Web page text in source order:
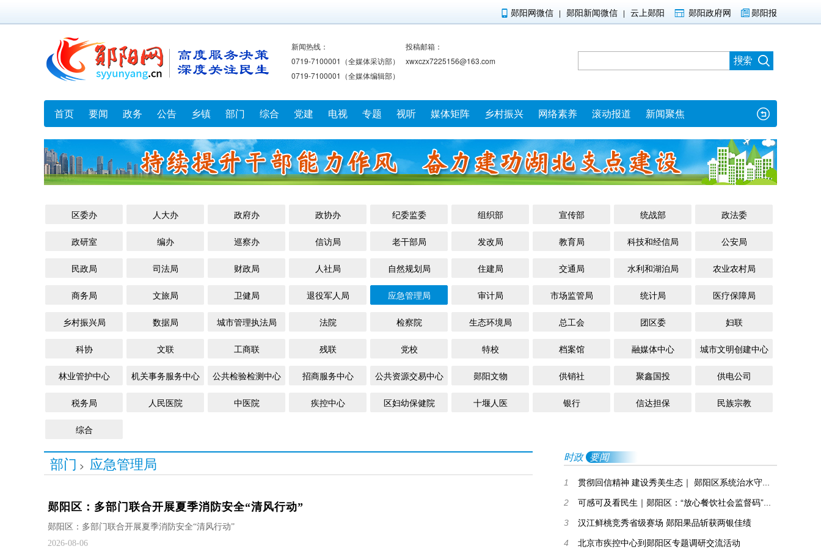
郧阳网微信 | 郧阳新闻微信 | 云上郧阳 郧阳政府网 郧阳报
新闻热线：
0719-7100001（全媒体采访部）
0719-7100001（全媒体编辑部）
投稿邮箱：
xwxczx7225156@163.com
首页 要闻 政务 公告 乡镇 部门 综合 党建 电视 专题 视听 媒体矩阵 乡村振兴 网络素养 滚动报道 新闻聚焦
区委办 人大办 政府办 政协办 纪委监委 组织部 宣传部 统战部 政法委
政研室 编办 巡察办 信访局 老干部局 发改局 教育局 科技和经信局 公安局
民政局 司法局 财政局 人社局 自然规划局 住建局 交通局 水利和湖泊局 农业农村局
商务局 文旅局 卫健局 退役军人局 应急管理局 审计局 市场监管局 统计局 医疗保障局
乡村振兴局 数据局 城市管理执法局 法院 检察院 生态环境局 总工会 团区委 妇联
科协 文联 工商联 残联 党校 特校 档案馆 融媒体中心 城市文明创建中心
林业管护中心 机关事务服务中心 公共检验检测中心 招商服务中心 公共资源交易中心 郧阳文物 供销社 聚鑫国投 供电公司
税务局 人民医院 中医院 疾控中心 区妇幼保健院 十堰人医 银行 信达担保 民族宗教
综合
部门 > 应急管理局
郧阳区：多部门联合开展夏季消防安全“清风行动”
郧阳区：多部门联合开展夏季消防安全“清风行动”
2026-08-06
时政 要闻
1 贯彻回信精神 建设秀美生态｜ 郧阳区系统治水守护一泓清水永续北上
2 可感可及看民生｜郧阳区：“放心餐饮社会监督码”守护群众“舌尖上的安全”
3 汉江鲜桃竞秀省级赛场 郧阳果品斩获两银佳绩
4 北京市疾控中心到郧阳区专题调研交流活动